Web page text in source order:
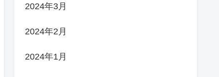
2024年3月
2024年2月
2024年1月